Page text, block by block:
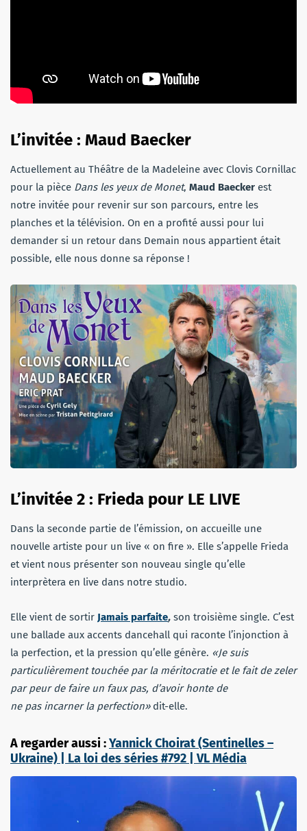
L’invitée : Maud Baecker
Actuellement au Théâtre de la Madeleine avec Clovis Cornillac
pour la pièce Dans les yeux de Monet, Maud Baecker est
notre invitée pour revenir sur son parcours, entre les
planches et la télévision. On en a profité aussi pour lui
demander si un retour dans Demain nous appartient était
possible, elle nous donne sa réponse !
L’invitée 2 : Frieda pour LE LIVE
Dans la seconde partie de l’émission, on accueille une
nouvelle artiste pour un live « on fire ». Elle s’appelle Frieda
et vient nous présenter son nouveau single qu’elle
interprètera en live dans notre studio.
Elle vient de sortir Jamais parfaite, son troisième single. C’est
une ballade aux accents dancehall qui raconte l’injonction à
la perfection, et la pression qu’elle génère. «Je suis
particulièrement touchée par la méritocratie et le fait de zeler
par peur de faire un faux pas, d’avoir honte de
ne pas incarner la perfection»dit-elle.
A regarder aussi :Yannick Choirat (Sentinelles –
Ukraine) | La loi des séries #792 | VL Média